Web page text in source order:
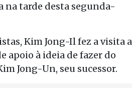
na tarde desta segunda-
Kim Jong-Il fez a visita a
apoio à ideia de fazer do
Jong-Un, seu sucessor.